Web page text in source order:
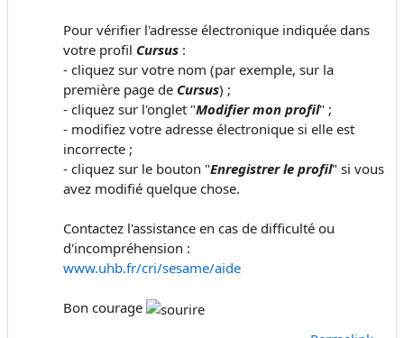
Pour vérifier l'adresse électronique indiquée dans
votre profil Cursus :
- cliquez sur votre nom (par exemple, sur la
première page de Cursus) ;
- cliquez sur l'onglet "Modifier mon profil" ;
- modifiez votre adresse électronique si elle est
incorrecte ;
- cliquez sur le bouton "Enregistrer le profil" si vous
avez modifié quelque chose.
Contactez l'assistance en cas de difficulté ou
d'incompréhension :
www.uhb.fr/cri/sesame/aide
Bon courage